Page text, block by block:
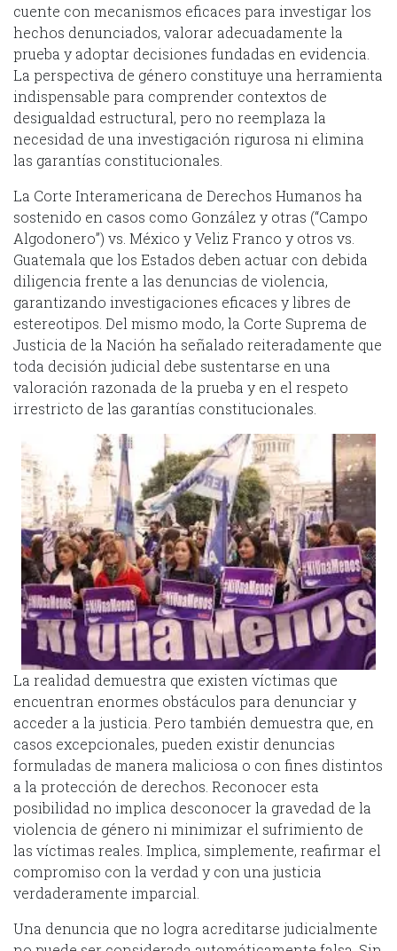
cuente con mecanismos eficaces para investigar los
hechos denunciados, valorar adecuadamente la
prueba y adoptar decisiones fundadas en evidencia.
La perspectiva de género constituye una herramienta
indispensable para comprender contextos de
desigualdad estructural, pero no reemplaza la
necesidad de una investigación rigurosa ni elimina
las garantías constitucionales.
La Corte Interamericana de Derechos Humanos ha
sostenido en casos como González y otras (“Campo
Algodonero”) vs. México y Veliz Franco y otros vs.
Guatemala que los Estados deben actuar con debida
diligencia frente a las denuncias de violencia,
garantizando investigaciones eficaces y libres de
estereotipos. Del mismo modo, la Corte Suprema de
Justicia de la Nación ha señalado reiteradamente que
toda decisión judicial debe sustentarse en una
valoración razonada de la prueba y en el respeto
irrestricto de las garantías constitucionales.
La realidad demuestra que existen víctimas que
encuentran enormes obstáculos para denunciar y
acceder a la justicia. Pero también demuestra que, en
casos excepcionales, pueden existir denuncias
formuladas de manera maliciosa o con fines distintos
a la protección de derechos. Reconocer esta
posibilidad no implica desconocer la gravedad de la
violencia de género ni minimizar el sufrimiento de
las víctimas reales. Implica, simplemente, reafirmar el
compromiso con la verdad y con una justicia
verdaderamente imparcial.
Una denuncia que no logra acreditarse judicialmente